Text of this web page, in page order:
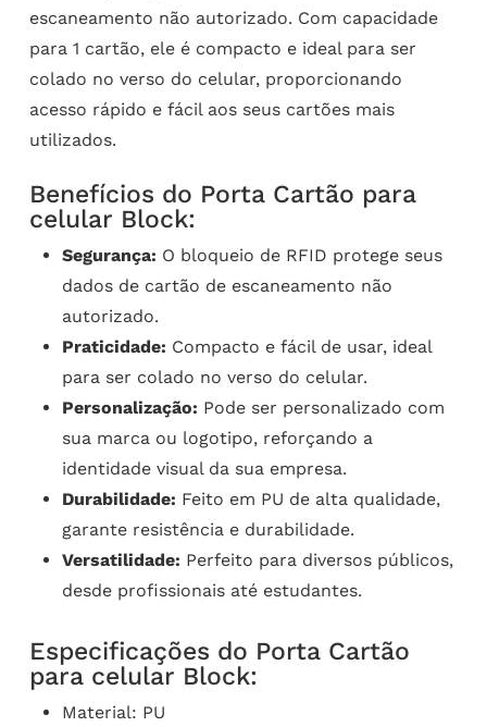
escaneamento não autorizado. Com capacidade
para 1 cartão, ele é compacto e ideal para ser
colado no verso do celular, proporcionando
acesso rápido e fácil aos seus cartões mais
utilizados.
Benefícios do Porta Cartão para
celular Block:
Segurança: O bloqueio de RFID protege seus
dados de cartão de escaneamento não
autorizado.
Praticidade: Compacto e fácil de usar, ideal
para ser colado no verso do celular.
Personalização: Pode ser personalizado com
sua marca ou logotipo, reforçando a
identidade visual da sua empresa.
Durabilidade: Feito em PU de alta qualidade,
garante resistência e durabilidade.
Versatilidade: Perfeito para diversos públicos,
desde profissionais até estudantes.
Especificações do Porta Cartão
para celular Block:
Material: PU